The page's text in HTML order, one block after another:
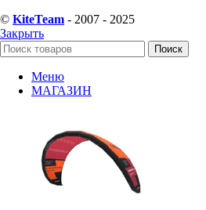
© KiteTeam - 2007 - 2025
Закрыть
Поиск
Меню
МАГАЗИН